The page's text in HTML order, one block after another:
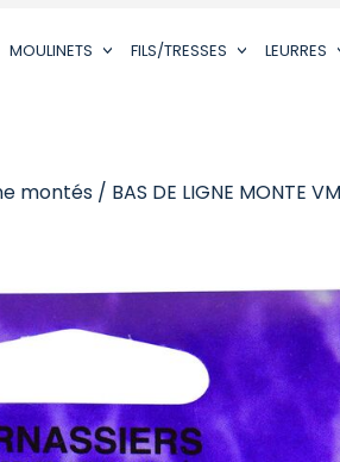
MOULINETS FILS/TRESSES LEURRES
montés / BAS DE LIGNE MONTE